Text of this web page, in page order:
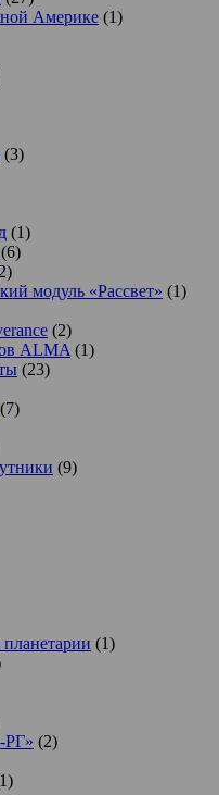
Америке (1)
(3)
(1)
(6)
модуль «Рассвет» (1)
(2)
ALMA (1)
(23)
(7)
(9)
(1)
РГ» (2)